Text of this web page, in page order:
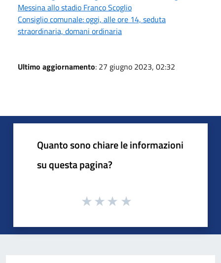
Messina allo stadio Franco Scoglio
Consiglio comunale: oggi, alle ore 14, seduta
straordinaria, domani ordinaria
Ultimo aggiornamento: 27 giugno 2023, 02:32
Quanto sono chiare le informazioni
su questa pagina?